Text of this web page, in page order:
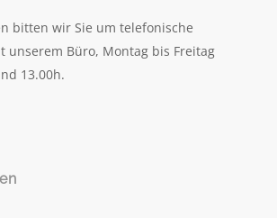
bitten wir Sie um telefonische
unserem Büro, Montag bis Freitag
13.00h.